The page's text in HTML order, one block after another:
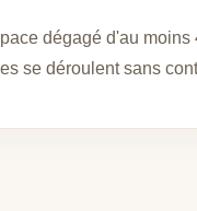
dégagé d'au
se déroulent sans